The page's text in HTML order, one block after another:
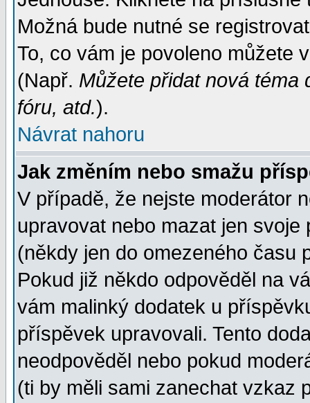
Možná bude nutné se
To, co vám je povoleno můžete
(Např. Můžete přidat nová téma
fóru, atd.).
Návrat nahoru
Jak změním nebo smažu
V případě, že nejste moderátor
upravovat nebo mazat jen
(někdy jen do omezeného
Pokud již někdo odpověděl na
vám malinký dodatek u
příspěvek upravovali. Tento
neodpověděl nebo pokud
(ti by měli sami zanechat vzkaz